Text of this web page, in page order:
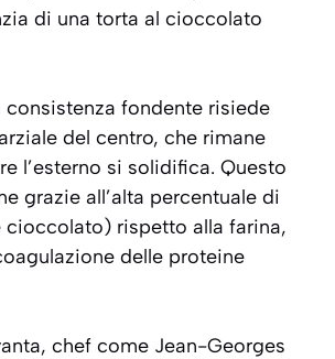
di una torta al cioccolato
consistenza fondente risiede
del centro, che rimane
l’esterno si solidifica. Questo
grazie all’alta percentuale di
cioccolato) rispetto alla farina,
delle proteine
chef come Jean-Georges